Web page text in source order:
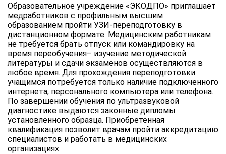
Образовательное учреждение «ЭКОДПО» приглашает
медработников с профильным высшим
образованием пройти УЗИ-переподготовку в
дистанционном формате. Медицинским работникам
не требуется брать отпуск или командировку на
время переобучения– изучение методической
литературы и сдачи экзаменов осуществляются в
любое время. Для прохождения переподготовки
учащимся потребуется только наличие подключенного
интернета, персонального компьютера или телефона.
По завершении обучения по ультразвуковой
диагностике выдаются законные дипломы
установленного образца. Приобретенная
квалификация позволит врачам пройти аккредитацию
специалистов и работать в медицинских
организациях.